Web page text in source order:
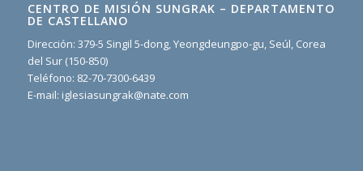
CENTRO DE MISIÓN SUNGRAK – DEPARTAMENTO
DE CASTELLANO
Dirección: 379-5 Singil 5-dong, Yeongdeungpo-gu, Seúl, Corea
del Sur (150-850)
Teléfono: 82-70-7300-6439
E-mail: iglesiasungrak@nate.com